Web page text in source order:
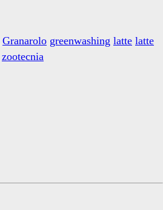
Granarolo greenwashing latte latte
zootecnia